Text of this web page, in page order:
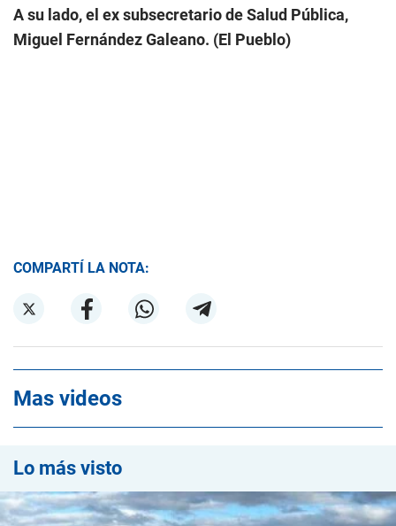
A su lado, el ex subsecretario de Salud Pública,
Miguel Fernández Galeano. (El Pueblo)
COMPARTÍ LA NOTA:
Mas videos
Lo más visto